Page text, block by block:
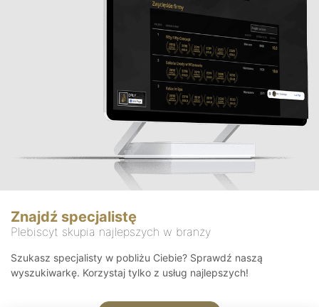
Znajdź specjalistę
Plebiscyt skupia najlepszych w branży
Szukasz specjalisty w pobliżu Ciebie? Sprawdź naszą
wyszukiwarkę. Korzystaj tylko z usług najlepszych!